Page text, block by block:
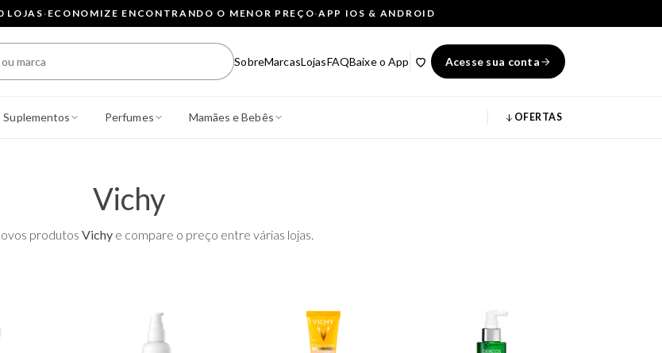
LOJAS· ECONOMIZE ENCONTRANDO O MENOR PREÇO·APP IOS & ANDROID
SobreMarcasLojasFAQBaixe o App Acesse sua conta
Suplementos Perfumes Mamães e Bebês OFERTAS
Vichy
produtos Vichy e compare o preço entre várias lojas.